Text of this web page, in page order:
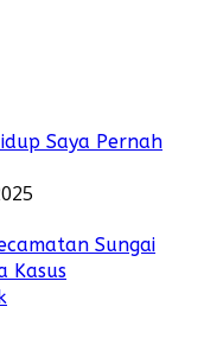
Saya Pernah
Sungai
Kasus